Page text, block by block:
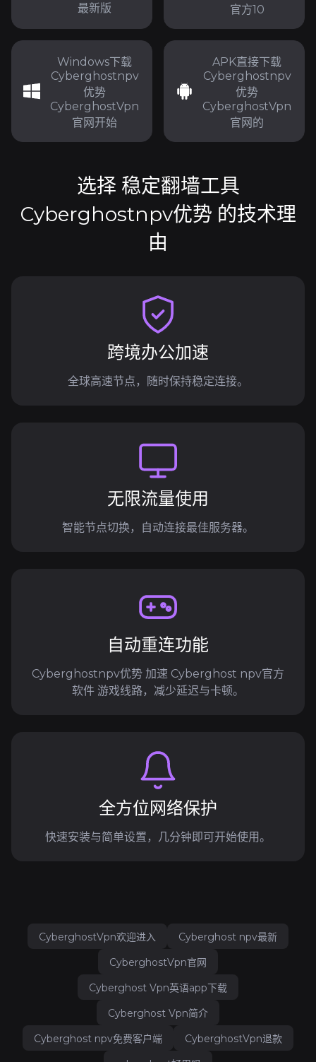
最新版
官方10
Windows下载
Cyberghostnpv
优势
CyberghostVpn
官网开始
APK直接下载
Cyberghostnpv
优势
CyberghostVpn
官网的
选择 稳定翻墙工具
Cyberghostnpv优势 的技术理
由
跨境办公加速
全球高速节点，随时保持稳定连接。
无限流量使用
智能节点切换，自动连接最佳服务器。
自动重连功能
Cyberghostnpv优势 加速 Cyberghost npv官方
软件 游戏线路，减少延迟与卡顿。
全方位网络保护
快速安装与简单设置，几分钟即可开始使用。
CyberghostVpn欢迎进入
Cyberghost npv最新
CyberghostVpn官网
Cyberghost Vpn英语app下载
Cyberghost Vpn简介
Cyberghost npv免费客户端
CyberghostVpn退款